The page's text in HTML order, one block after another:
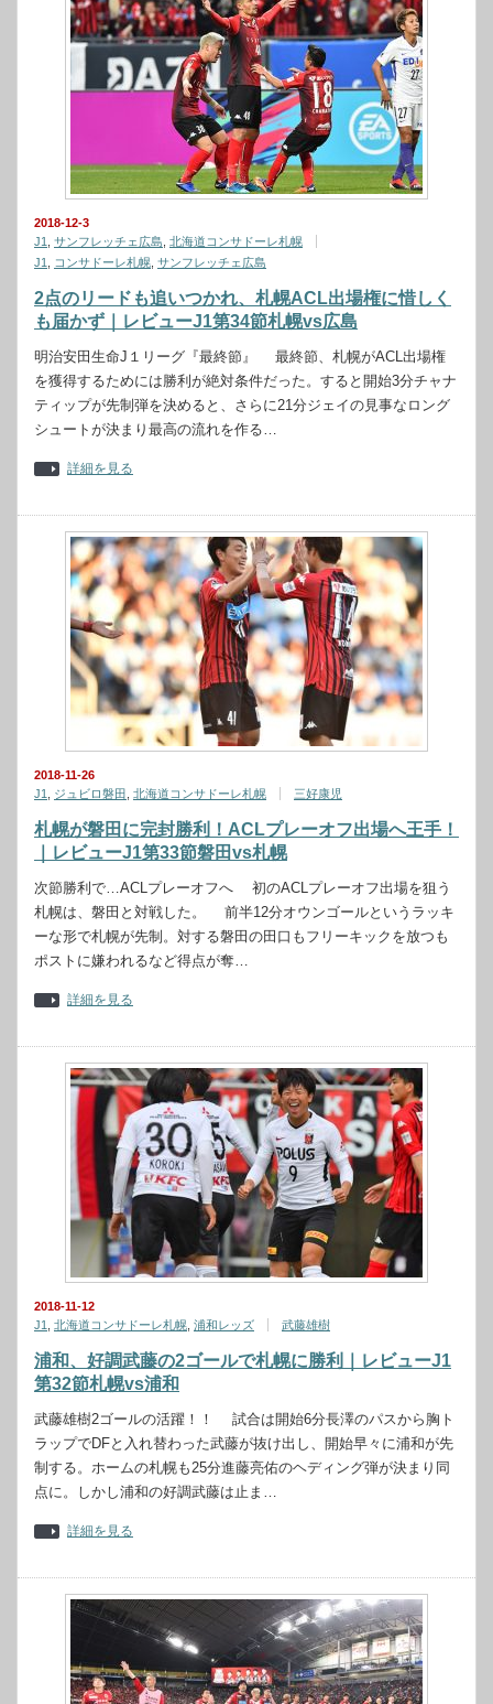
2018-12-3
J1
サンフレッチェ広島 北海道コンサドーレ札幌
J1
コンサドーレ札幌 サンフレッチェ広島
2点のリードも追いつかれ、札幌ACL出場権に惜しく
も届かず｜レビューJ1第34節札幌vs広島
明治安田生命J１リーグ『最終節』 最終節、札幌がACL出場権
を獲得するためには勝利が絶対条件だった。すると開始3分チャナ
ティップが先制弾を決めると、さらに21分ジェイの見事なロング
シュートが決まり最高の流れを作る…
詳細を見る
2018-11-26
J1
ジュビロ磐田 北海道コンサドーレ札幌 三好康児
札幌が磐田に完封勝利！ACLプレーオフ出場へ王手！
｜レビューJ1第33節磐田vs札幌
次節勝利で…ACLプレーオフへ 初のACLプレーオフ出場を狙う
札幌は、磐田と対戦した。 前半12分オウンゴールというラッキ
ーな形で札幌が先制。対する磐田の田口もフリーキックを放つも
ポストに嫌われるなど得点が奪…
詳細を見る
2018-11-12
J1
北海道コンサドーレ札幌 浦和レッズ 武藤雄樹
浦和、好調武藤の2ゴールで札幌に勝利｜レビューJ1
第32節札幌vs浦和
武藤雄樹2ゴールの活躍！！ 試合は開始6分長澤のパスから胸ト
ラップでDFと入れ替わった武藤が抜け出し、開始早々に浦和が先
制する。ホームの札幌も25分進藤亮佑のヘディング弾が決まり同
点に。しかし浦和の好調武藤は止ま…
詳細を見る